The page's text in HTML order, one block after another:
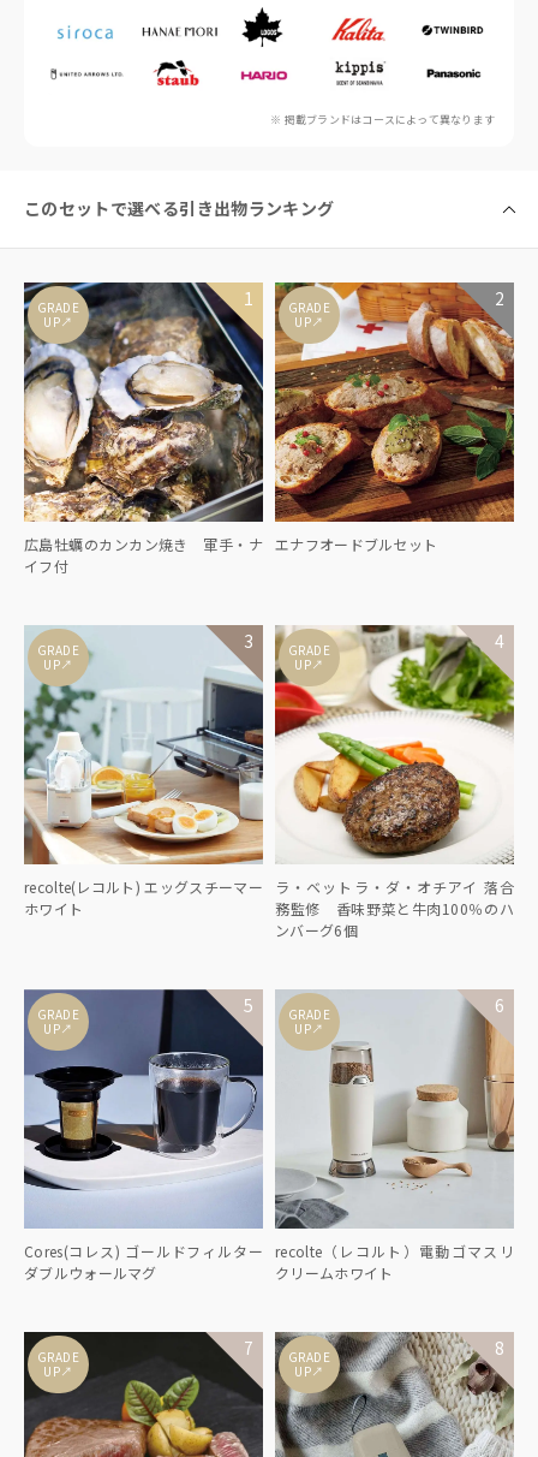
※ 掲載ブランドはコースによって異なります
このセットで選べる引き出物ランキング
GRADE
UP↑
広島牡蠣のカンカン焼き 軍手・ナ
イフ付
GRADE
UP↑
エナフオードブルセット
GRADE
UP↑
recolte(レコルト) エッグスチーマー
ホワイト
GRADE
UP↑
ラ・ベットラ・ダ・オチアイ 落合
務監修 香味野菜と牛肉100％のハ
ンバーグ6個
GRADE
UP↑
Cores(コレス) ゴールドフィルター
ダブルウォールマグ
GRADE
UP↑
recolte（レコルト）電動ゴマスリ
クリームホワイト
GRADE
UP↑
GRADE
UP↑